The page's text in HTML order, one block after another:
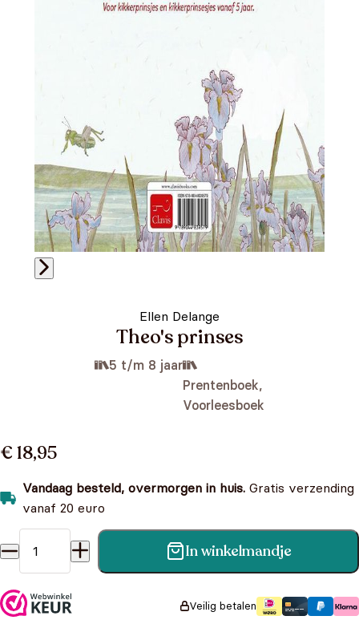
Ellen Delange
Theo's prinses
5 t/m 8 jaar
Prentenboek,
Voorleesboek
€ 18,95
Vandaag besteld, overmorgen in huis. Gratis verzending
vanaf 20 euro
Theo's prinses aantal In winkelmandje
Veilig betalen